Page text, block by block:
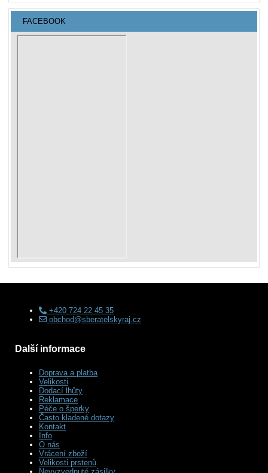
FACEBOOK
+420 724 22 45 35
obchod@sberatelskyraj.cz
Další informace
Doprava a platba
Velikosti
Dodací lhůty
Reklamace
Péče o šperky
Často kladené dotazy
Kontakt
Info
O nás
Vrácení zboží
Velikosti prstenů